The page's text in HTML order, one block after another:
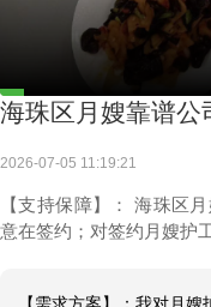
海珠区月嫂靠谱公
2026-07-05 11:19:21
【支持保障】： 海珠区
意在签约；对签约月嫂护